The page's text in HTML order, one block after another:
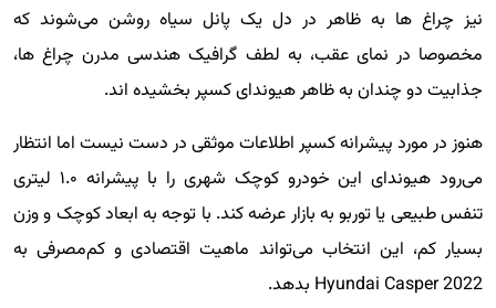
نیز چراغ ها به ظاهر در دل یک پانل سیاه روشن می‌شوند که
مخصوصا در نمای عقب، به لطف گرافیک هندسی مدرن چراغ ها،
جذابیت دو چندان به ظاهر هیوندای کسپر بخشیده اند.
هنوز در مورد پیشرانه کسپر اطلاعات موثقی در دست نیست اما انتظار
می‌رود هیوندای این خودرو کوچک شهری را با پیشرانه ۱.۰ لیتری
تنفس طبیعی یا توربو به بازار عرضه کند. با توجه به ابعاد کوچک و وزن
بسیار کم، این انتخاب می‌تواند ماهیت اقتصادی و کم‌مصرفی به
2022 Hyundai Casper بدهد.